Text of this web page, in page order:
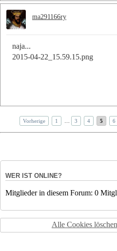
naja...
2015-04-22_15.59.15.png
ma291166ry
Vorherige 1 3 4 5 6
WER IST ONLINE?
Mitglieder in diesem Forum: 0
Alle Cookies löschen